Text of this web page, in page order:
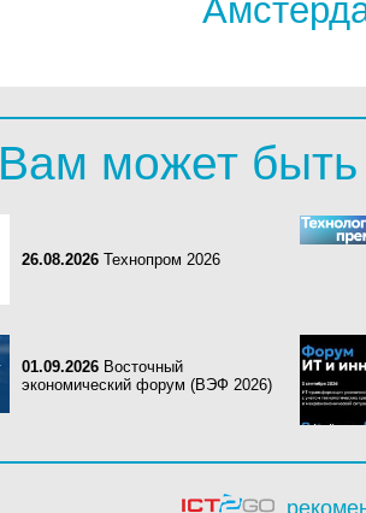
Вам может быть
26.08.2026 Технопром 2026
01.09.2026 Восточный
экономический форум (ВЭФ 2026)